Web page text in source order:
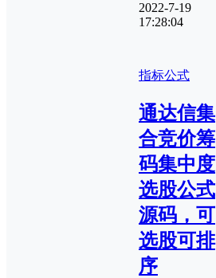
2022-7-19
17:28:04
指标公式
通达信集
合竞价筹
码集中度
选股公式
源码，可
选股可排
序